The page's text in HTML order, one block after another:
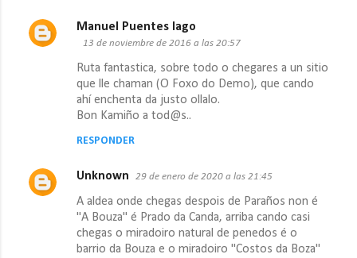
C
a
r
Manuel Puentes lago
13 de noviembre de 2016 a las 20:57
Ruta fantastica, sobre todo o chegares a un sitio
que lle chaman (O Foxo do Demo), que cando
ahí enchenta da justo ollalo.
Bon Kamiño a tod@s..
RESPONDER
Unknown 29 de enero de 2020 a las 21:45
A aldea onde chegas despois de Paraños non é
"A Bouza" é Prado da Canda, arriba cando casi
chegas o miradoiro natural de penedos é o
barrio da Bouza e o miradoiro "Costos da Boza"